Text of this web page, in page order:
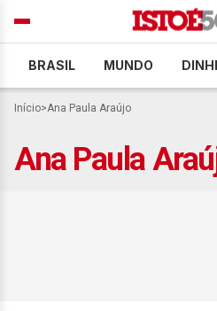
BRASIL MUNDO
Início>Ana Paula Araújo
Ana Paula